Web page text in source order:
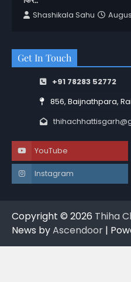
Shashikala Sahu
Get In Touch
+91 78283 52772
856, Baijnathpara,
YouTube
Instagram
Copyright © 2026 Thiha
News byAscendoor |